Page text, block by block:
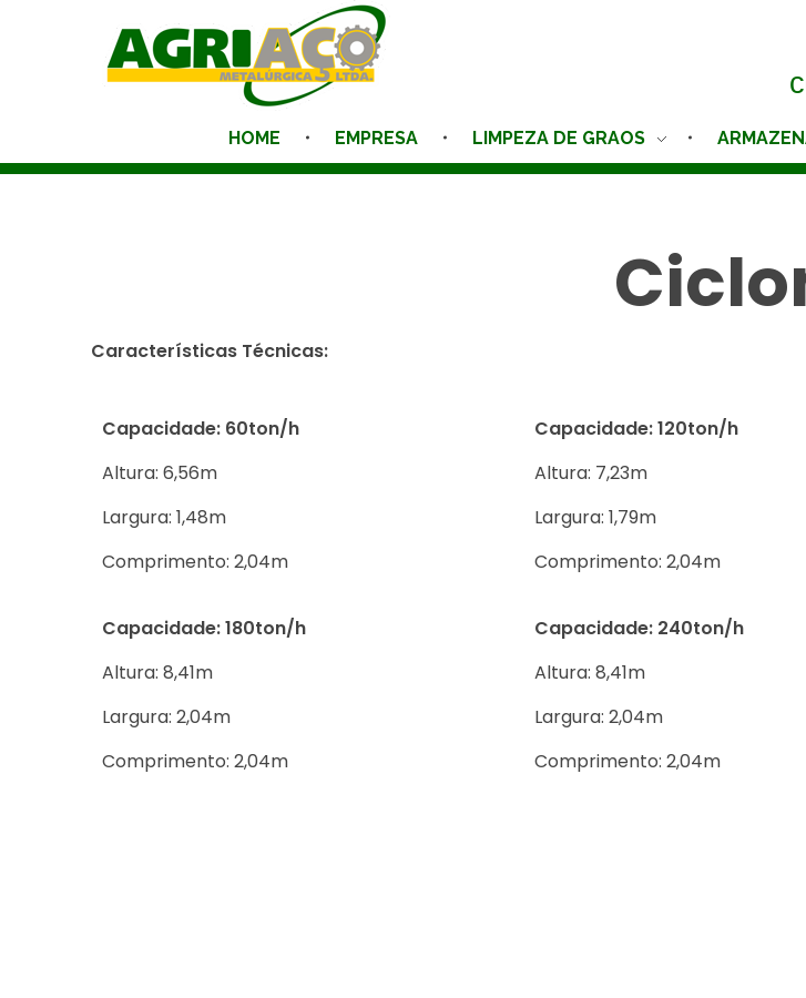
HOME EMPRESA LIMPEZA DE GRAOS
Ciclone
Características Técnicas:
Capacidade: 60ton/h
Altura: 6,56m
Largura: 1,48m
Comprimento: 2,04m
Capacidade: 120ton/h
Altura: 7,23m
Largura: 1,79m
Comprimento: 2,04m
Capacidade: 180ton/h
Altura: 8,41m
Largura: 2,04m
Comprimento: 2,04m
Capacidade: 240ton/h
Altura: 8,41m
Largura: 2,04m
Comprimento: 2,04m